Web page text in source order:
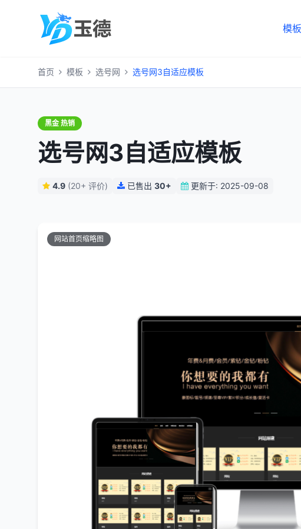
模板
首页 模板 选号网 选号网3自适应模板
黑金 热销
选号网3自适应模板
4.9 (20+ 评价) 已售出 30+ 更新于: 2025-09-08
网站首页缩略图